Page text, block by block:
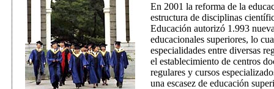
En 2001 la reforma de la
estructura de disciplinas
Educación autorizó 1.993
educacionales superiores, lo
especialidades entre diversas
el establecimiento de centros
regulares y cursos
una escasez de educación